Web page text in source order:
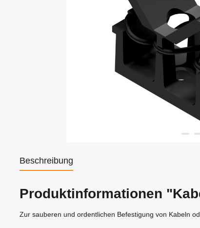
Beschreibung
Produktinformationen
Zur sauberen und ordentlichen Befestigung von Kabeln